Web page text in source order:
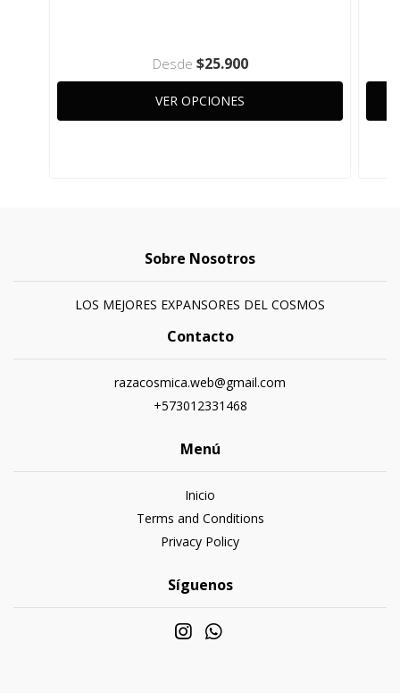
Desde $25.900
VER OPCIONES
Sobre Nosotros
LOS MEJORES EXPANSORES DEL COSMOS
Contacto
razacosmica.web@gmail.com
+573012331468
Menú
Inicio
Terms and Conditions
Privacy Policy
Síguenos